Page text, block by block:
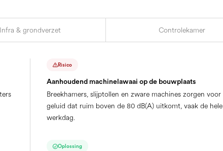
Infra & grondverzet Controlekamer
Risico
Aanhoudend machinelawaai op de bouwplaats
Breekhamers, slijptollen en zware machines zorgen voor
geluid dat ruim boven de 80 dB(A) uitkomt, vaak de hele
werkdag.
Oplossing